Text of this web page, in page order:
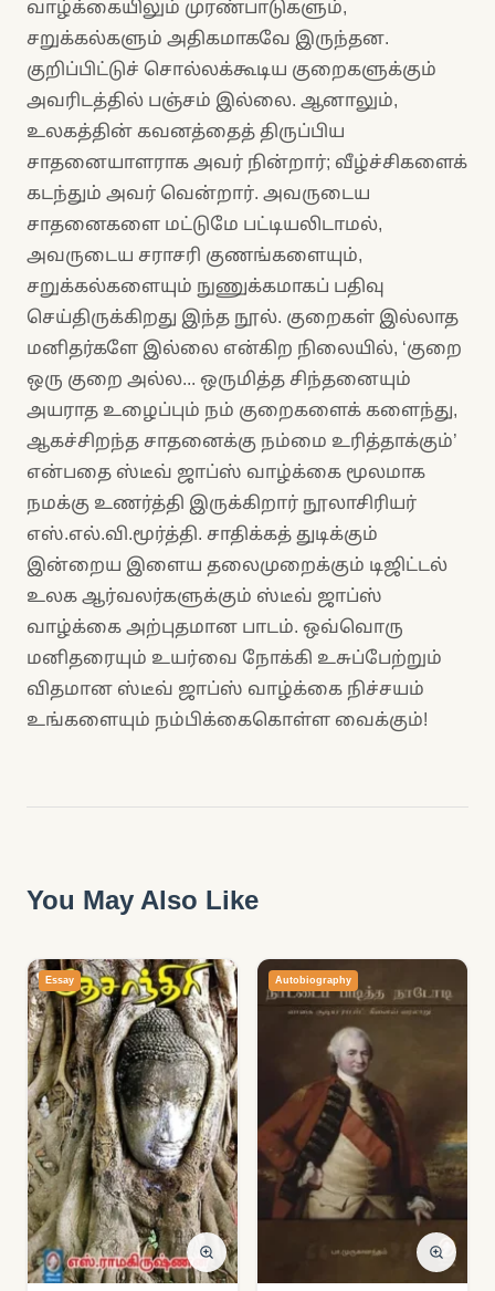
வாழ்க்கையிலும் முரண்பாடுகளும்,
சறுக்கல்களும் அதிகமாகவே இருந்தன.
குறிப்பிட்டுச் சொல்லக்கூடிய குறைகளுக்கும்
அவரிடத்தில் பஞ்சம் இல்லை. ஆனாலும்,
உலகத்தின் கவனத்தைத் திருப்பிய
சாதனையாளராக அவர் நின்றார்; வீழ்ச்சிகளைக்
கடந்தும் அவர் வென்றார். அவருடைய
சாதனைகளை மட்டுமே பட்டியலிடாமல்,
அவருடைய சராசரி குணங்களையும்,
சறுக்கல்களையும் நுணுக்கமாகப் பதிவு
செய்திருக்கிறது இந்த நூல். குறைகள் இல்லாத
மனிதர்களே இல்லை என்கிற நிலையில், ‘குறை
ஒரு குறை அல்ல... ஒருமித்த சிந்தனையும்
அயராத உழைப்பும் நம் குறைகளைக் களைந்து,
ஆகச்சிறந்த சாதனைக்கு நம்மை உரித்தாக்கும்’
என்பதை ஸ்டீவ் ஜாப்ஸ் வாழ்க்கை மூலமாக
நமக்கு உணர்த்தி இருக்கிறார் நூலாசிரியர்
எஸ்.எல்.வி.மூர்த்தி. சாதிக்கத் துடிக்கும்
இன்றைய இளைய தலைமுறைக்கும் டிஜிட்டல்
உலக ஆர்வலர்களுக்கும் ஸ்டீவ் ஜாப்ஸ்
வாழ்க்கை அற்புதமான பாடம். ஒவ்வொரு
மனிதரையும் உயர்வை நோக்கி உசுப்பேற்றும்
விதமான ஸ்டீவ் ஜாப்ஸ் வாழ்க்கை நிச்சயம்
உங்களையும் நம்பிக்கைகொள்ள வைக்கும்!
You May Also Like
Essay Autobiography